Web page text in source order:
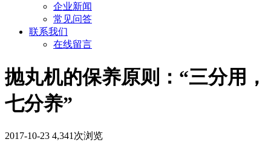
企业新闻
常见问答
联系我们
在线留言
抛丸机的保养原则：“三分用，
七分养”
2017-10-23 4,341次浏览